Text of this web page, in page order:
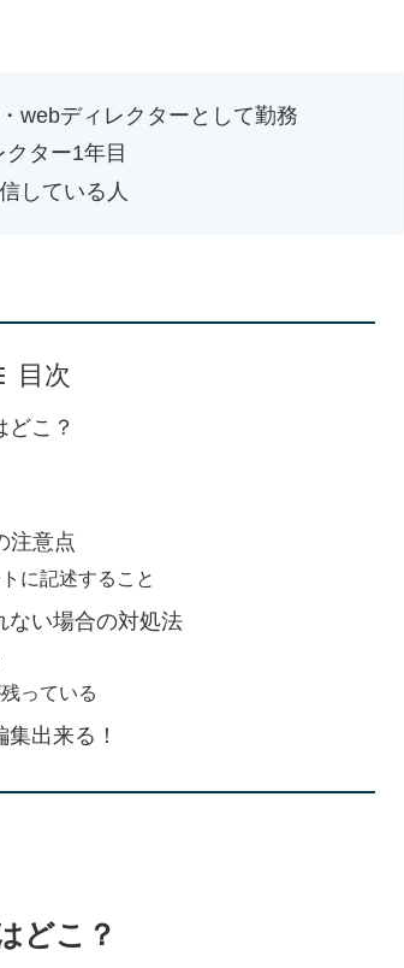
webディレクターとして勤務
ター1年目
している人
目次
こ？
注意点
に記述すること
ない場合の対処法
っている
出来る！
どこ？